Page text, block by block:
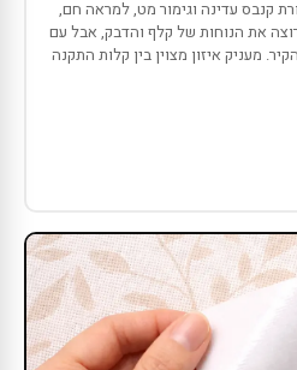
קנבס עדינה וגימור מט, למראה חם,
את הנוחות של קלף והדבק, אבל עם
מעניק איזון מצוין בין קלות התקנה